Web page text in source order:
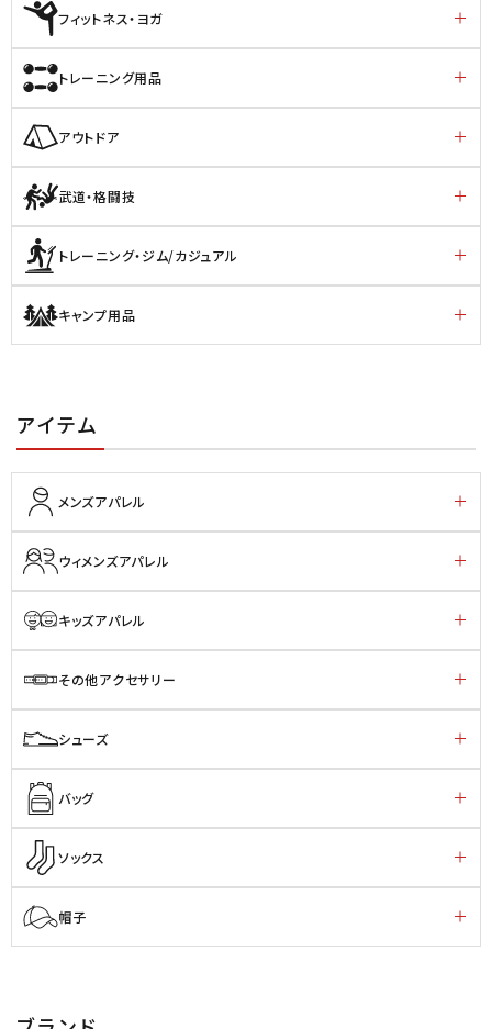
フィットネス・ヨガ
トレーニング用品
アウトドア
武道・格闘技
トレーニング・ジム/カジュアル
キャンプ用品
アイテム
メンズアパレル
ウィメンズアパレル
キッズアパレル
その他アクセサリー
シューズ
バッグ
ソックス
帽子